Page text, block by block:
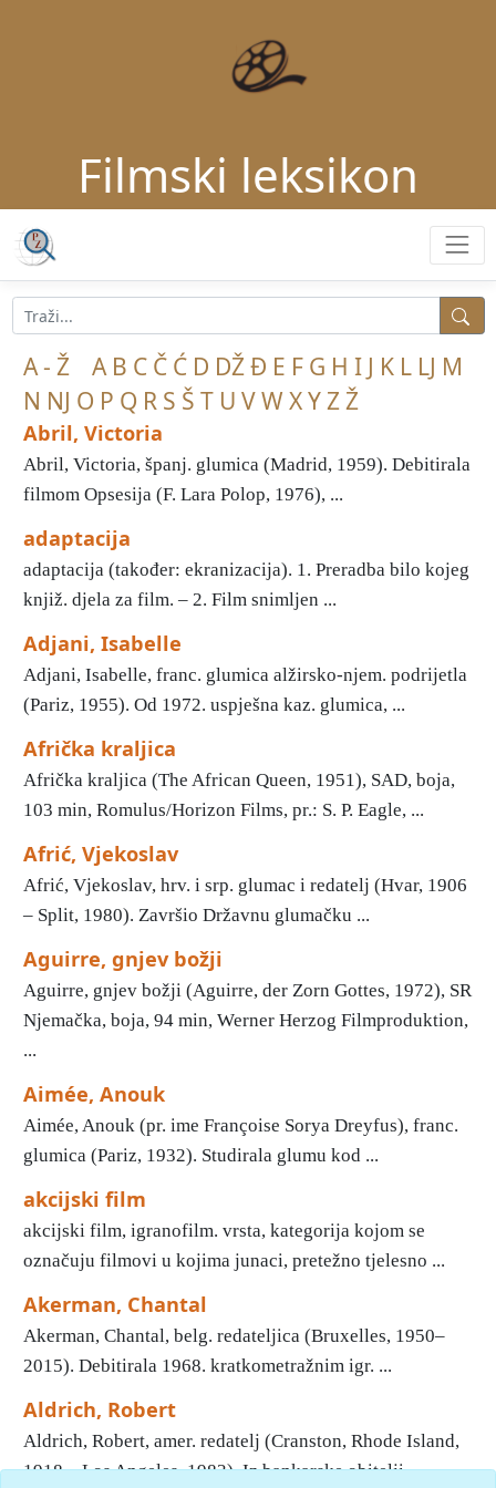
Filmski leksikon
A - Ž A B C Č Ć D DŽĐ E F G H I J K L LJ M
N NJ O P Q R S Š T U VW XYZŽ
Abril, Victoria
Abril, Victoria, španj. glumica (Madrid, 1959). Debitirala
filmom Opsesija (F. Lara Polop, 1976), ...
adaptacija
adaptacija (također: ekranizacija). 1. Preradba bilo kojeg
knjiž. djela za film. – 2. Film snimljen ...
Adjani, Isabelle
Adjani, Isabelle, franc. glumica alžirsko-njem. podrijetla
(Pariz, 1955). Od 1972. uspješna kaz. glumica, ...
Afrička kraljica
Afrička kraljica (The African Queen, 1951), SAD, boja,
103 min, Romulus/Horizon Films, pr.: S. P. Eagle, ...
Afrić, Vjekoslav
Afrić, Vjekoslav, hrv. i srp. glumac i redatelj (Hvar, 1906
– Split, 1980). Završio Državnu glumačku ...
Aguirre, gnjev božji
Aguirre, gnjev božji (Aguirre, der Zorn Gottes, 1972), SR
Njemačka, boja, 94 min, Werner Herzog Filmproduktion,
...
Aimée, Anouk
Aimée, Anouk (pr. ime Françoise Sorya Dreyfus), franc.
glumica (Pariz, 1932). Studirala glumu kod ...
akcijski film
akcijski film, igranofilm. vrsta, kategorija kojom se
označuju filmovi u kojima junaci, pretežno tjelesno ...
Akerman, Chantal
Akerman, Chantal, belg. redateljica (Bruxelles, 1950–
2015). Debitirala 1968. kratkometražnim igr. ...
Aldrich, Robert
Aldrich, Robert, amer. redatelj (Cranston, Rhode Island,
1918 – Los Angeles, 1983). Iz bankarske obitelji, ...